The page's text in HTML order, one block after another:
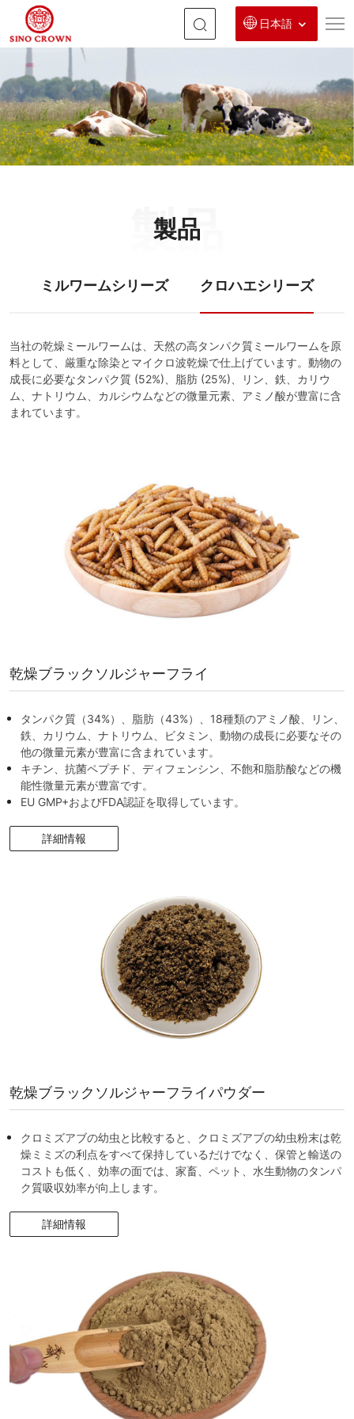
日本語
ロ
ハ
エ
シ
製品
製品
ミルワームシリーズ クロハエシリーズ
当社の乾燥ミールワームは、天然の高タンパク質ミールワームを原
料として、厳重な除染とマイクロ波乾燥で仕上げています。動物の
成長に必要なタンパク質 (52%)、脂肪 (25%)、リン、鉄、カリウ
ム、ナトリウム、カルシウムなどの微量元素、アミノ酸が豊富に含
まれています。
乾燥ブラックソルジャーフライ
タンパク質（34%）、脂肪（43%）、18種類のアミノ酸、リン、
鉄、カリウム、ナトリウム、ビタミン、動物の成長に必要なその
他の微量元素が豊富に含まれています。
キチン、抗菌ペプチド、ディフェンシン、不飽和脂肪酸などの機
能性微量元素が豊富です。
EU GMP+およびFDA認証を取得しています。
詳細情報
乾燥ブラックソルジャーフライパウダー
クロミズアブの幼虫と比較すると、クロミズアブの幼虫粉末は乾
燥ミミズの利点をすべて保持しているだけでなく、保管と輸送の
コストも低く、効率の面では、家畜、ペット、水生動物のタンパ
ク質吸収効率が向上します。
詳細情報